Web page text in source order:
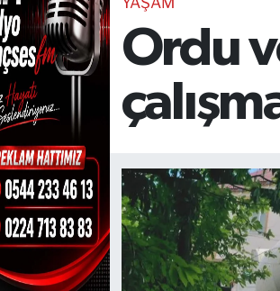
Ordu
TEKNOLOJİ
CANLI DİNLE
RESMİ İLANLAR
Gencsesfm Canlı Dinle